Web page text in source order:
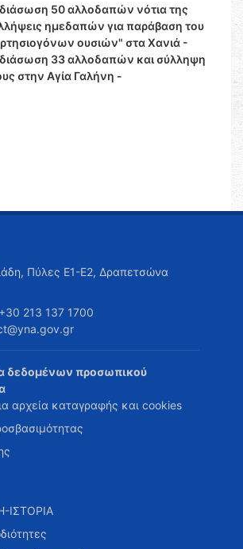
50 αλλοδαπών νότια της
ημεδαπών για παράβαση του
ουσιών" στα Χανιά -
διάσωση 33 αλλοδαπών και σύλληψη
στην Αγία Γαλήνη -
Πύλες Ε1-Ε2, Δραπετσώνα
+30 213 137 1700
δεδομένων προσωπικού
αρχεία καταγραφής και cookies
ΙΣΤΟΡΙΑ